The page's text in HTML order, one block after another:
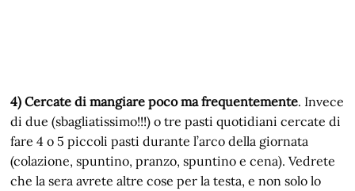
4) Cercate di mangiare poco ma frequentemente. Invece
di due (sbagliatissimo!!!) o tre pasti quotidiani cercate di
fare 4 o 5 piccoli pasti durante l’arco della giornata
(colazione, spuntino, pranzo, spuntino e cena). Vedrete
che la sera avrete altre cose per la testa, e non solo lo